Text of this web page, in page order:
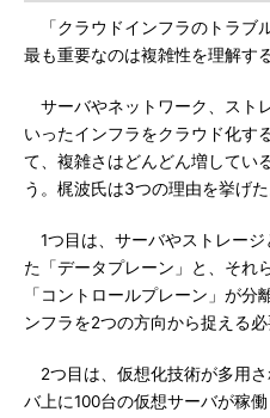
「クラウドインフラのトラブ
最も重要なのは複雑性を理解す
サーバやネットワーク、スト
いったインフラをクラウド化す
て、複雑さはどんどん増してい
う。梶波氏は3つの理由を挙げた
1つ目は、サーバやストレージ
た「データプレーン」と、それ
「コントロールプレーン」が
ンフラを2つの方向から捉える必
2つ目は、仮想化技術が多用
バ上に100台の仮想サーバが稼